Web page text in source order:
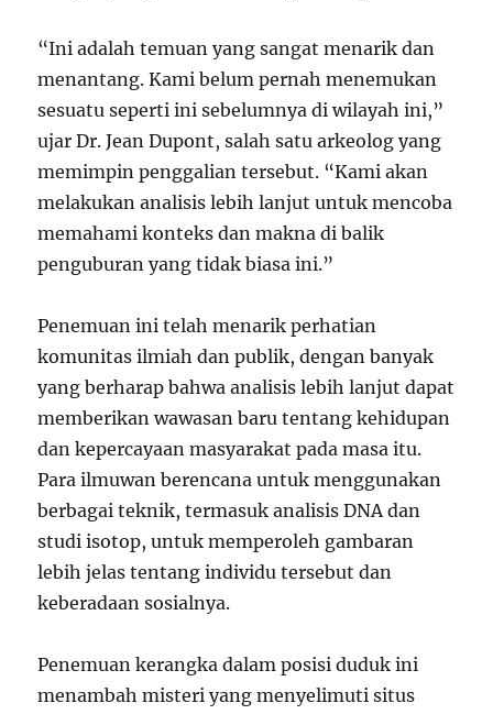
“Ini adalah temuan yang sangat menarik dan
menantang. Kami belum pernah menemukan
sesuatu seperti ini sebelumnya di wilayah ini,”
ujar Dr. Jean Dupont, salah satu arkeolog yang
memimpin penggalian tersebut. “Kami akan
melakukan analisis lebih lanjut untuk mencoba
memahami konteks dan makna di balik
penguburan yang tidak biasa ini.”
Penemuan ini telah menarik perhatian
komunitas ilmiah dan publik, dengan banyak
yang berharap bahwa analisis lebih lanjut dapat
memberikan wawasan baru tentang kehidupan
dan kepercayaan masyarakat pada masa itu.
Para ilmuwan berencana untuk menggunakan
berbagai teknik, termasuk analisis DNA dan
studi isotop, untuk memperoleh gambaran
lebih jelas tentang individu tersebut dan
keberadaan sosialnya.
Penemuan kerangka dalam posisi duduk ini
menambah misteri yang menyelimuti situs